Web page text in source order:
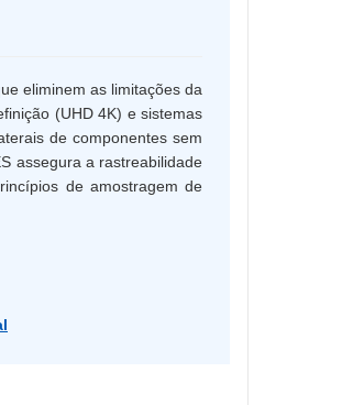
eliminem as limitações da
(UHD 4K) e sistemas
de componentes sem
assegura a rastreabilidade
de amostragem de